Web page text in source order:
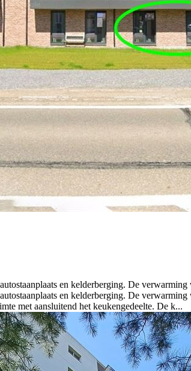
en kelderberging. De verwarming
en kelderberging. De
met aansluitend het keukengedeelte. De k...